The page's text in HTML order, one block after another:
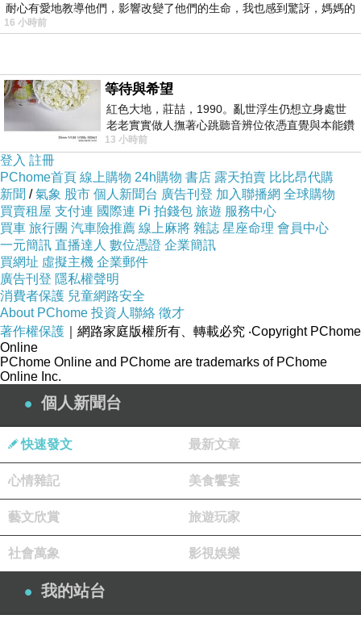
我是在這裡買的，多比較不吃虧唷!!:
商品訊息:
品號：2983178
專業打薄修眉剪刀
耐心有愛地教導他們，影響改變了他們的生命，我也感到驚訝，媽媽的
16 小時前
等待與希望
紅色大地，莊喆，1990。亂世浮生仍想立身處世
老老實實做人撫著心跳聽音辨位依憑直覺與本能鑽
向裂隙的亮處探索另一個心聲另一個共鳴的
13 小時前
登入 註冊
PChome首頁 線上購物 24h購物 書店 露天拍賣 比比昂代購
新聞 /氣象 股市 個人新聞台 廣告刊登 加入聯播網 全球購物
買賣租屋 支付連 國際連 Pi 拍錢包 旅遊 服務中心
買車 旅行團 汽車險推薦 線上麻將 雜誌 星座命理 會員中心
一元簡訊 直播達人 數位憑證 企業簡訊
買網址 虛擬主機 企業郵件
廣告刊登 隱私權聲明
消費者保護 兒童網路安全
About PChome 投資人聯絡 徵才
著作權保護 ｜網路家庭版權所有、轉載必究 ‧Copyright PChome
Online
PChome Online and PChome are trademarks of PChome
Online Inc.
個人新聞台
快速發文 最新文章
心情雜記 美食饗宴
藝文欣賞 旅遊玩家
社會萬象 影視娛樂
我的站台